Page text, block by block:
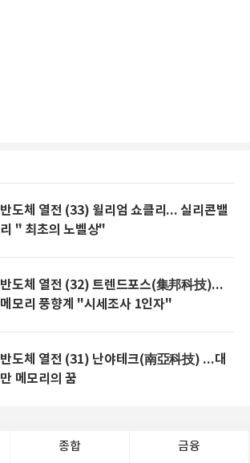
반도체 열전 (33) 윌리엄 쇼클리... 실리콘밸
리 " 최초의 노벨상"
반도체 열전 (32) 트렌드포스(集邦科技)...
메모리 풍향계 "시세조사 1인자"
반도체 열전 (31) 난야테크(南亞科技) ...대
만 메모리의 꿈
종합 금융